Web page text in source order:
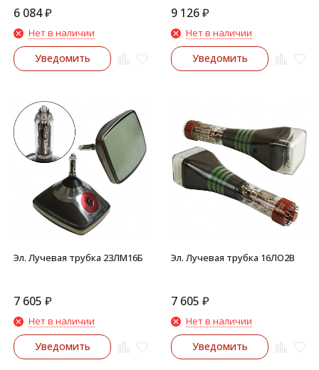
6 084₽
Нет в наличии
Уведомить
9 126₽
Нет в наличии
Уведомить
Эл. Лучевая трубка 23ЛМ16Б
7 605 ₽
Нет в наличии
Уведомить
Эл. Лучевая трубка 16ЛО2В
7 605 ₽
Нет в наличии
Уведомить